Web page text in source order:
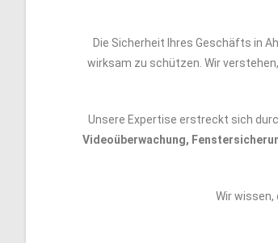
Die Sicherheit Ihres Geschäfts in
wirksam zu schützen. Wir
Unsere Expertise erstreckt sich
Videoüberwachung,
Wir wissen,